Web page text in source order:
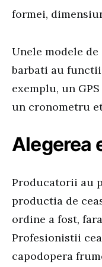
formei,
Unele modele
barbati au
exemplu, un
un cronometru
Alegerea
Producatorii au
productia de
ordine a fost,
Profesionistii
capodopera